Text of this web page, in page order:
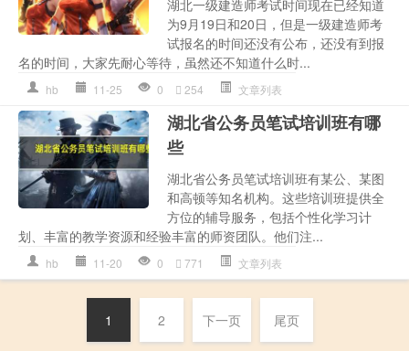
湖北一级建造师考试时间现在已经知道
为9月19日和20日，但是一级建造师考
试报名的时间还没有公布，还没有到报
名的时间，大家先耐心等待，虽然还不知道什么时...
hb 11-25 0 254 文章列表
湖北省公务员笔试培训班有哪
些
湖北省公务员笔试培训班有某公、某图
和高顿等知名机构。这些培训班提供全
方位的辅导服务，包括个性化学习计
划、丰富的教学资源和经验丰富的师资团队。他们注...
hb 11-20 0 771 文章列表
1 2 下一页 尾页